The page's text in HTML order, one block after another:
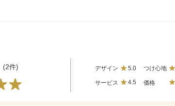
(2件) デザイン 5.0 つけ心地
サービス 4.5 価格